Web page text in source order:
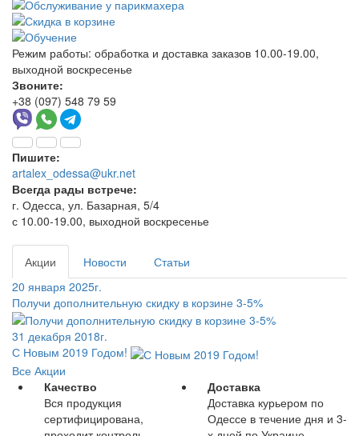
Режим работы: обработка и доставка заказов 10.00-19.00,
выходной воскресенье
Звоните:
+38 (097) 548 79 59
Пишите:
artalex_odessa@ukr.net
Всегда рады встрече:
г. Одесса, ул. Базарная, 5/4
с 10.00-19.00, выходной воскресенье
Акции Новости
Статьи
20 января 2025г.
Получи дополнительную скидку в корзине 3-5%
31 декабря 2018г.
С Новым 2019 Годом!
Все Акции
Качество
Вся продукция
сертифицирована,
Доставка
Доставка курьером по
Одессе в течение дня и 3-